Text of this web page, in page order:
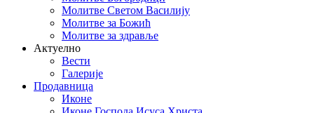
Молитве Светом Василију
Молитве за Божић
Молитве за здравље
Актуелно
Вести
Галерије
Продавница
Иконе